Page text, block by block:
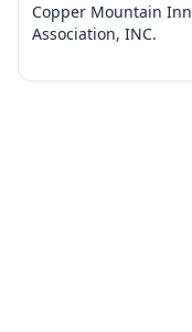
Copper Mountain Inn
Association, INC.